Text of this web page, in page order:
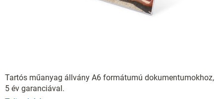
Tartós műanyag állvány A6 formátumú dokumentumokhoz,
5 év garanciával.